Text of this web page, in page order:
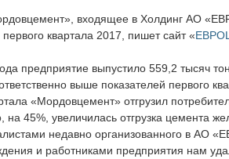
входящее в Холдинг АО
квартала 2017, пишет сайт «
предприятие выпустило 559,2 тысяч
выше показателей первого
«Мордовцемент» отгрузил
на 45%, увеличилась отгрузка цемента
недавно организованного в АО
и работниками предприятия нам